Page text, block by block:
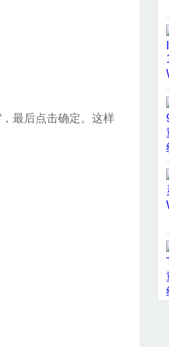
最后点击确定。这样